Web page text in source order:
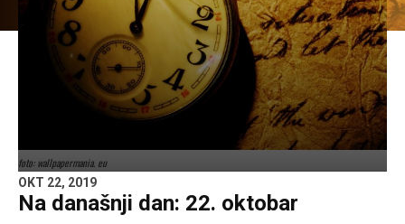
foto: wallpapermania. eu
OKT 22, 2019
Na današnji dan: 22. oktobar